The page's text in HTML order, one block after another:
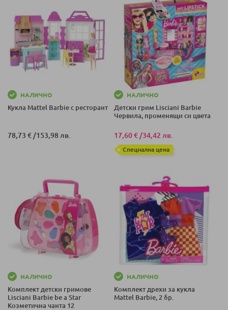
НАЛИЧНО
Кукла Mattel Barbie с ресторант
78,73 € /153,98 лв.
НАЛИЧНО
Детски грим Lisciani Barbie
Червила, променящи си цвета
17,60 € /34,42 лв.
Специална цена
НАЛИЧНО
Комплект детски гримове
Lisciani Barbie be a Star
Козметична чанта 12
НАЛИЧНО
Комплект дрехи за кукла
Mattel Barbie, 2 бр.